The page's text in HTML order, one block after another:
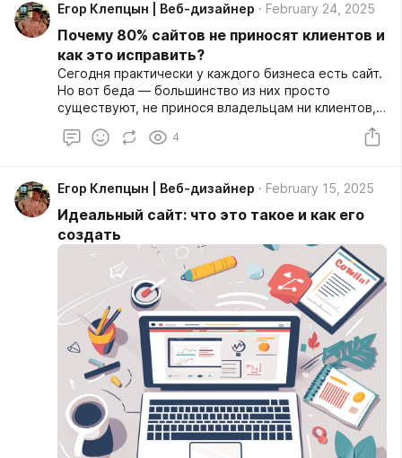
Егор Клепцын | Веб-дизайнер February 24, 2025
Почему 80% сайтов не приносят клиентов и
как это исправить?
Сегодня практически у каждого бизнеса есть сайт.
Но вот беда — большинство из них просто
существуют, не принося владельцам ни клиентов,
ключевые ошибки и рассказываем, как их
4
Егор Клепцын | Веб-дизайнер February 15, 2025
Идеальный сайт: что это такое и как его
создать